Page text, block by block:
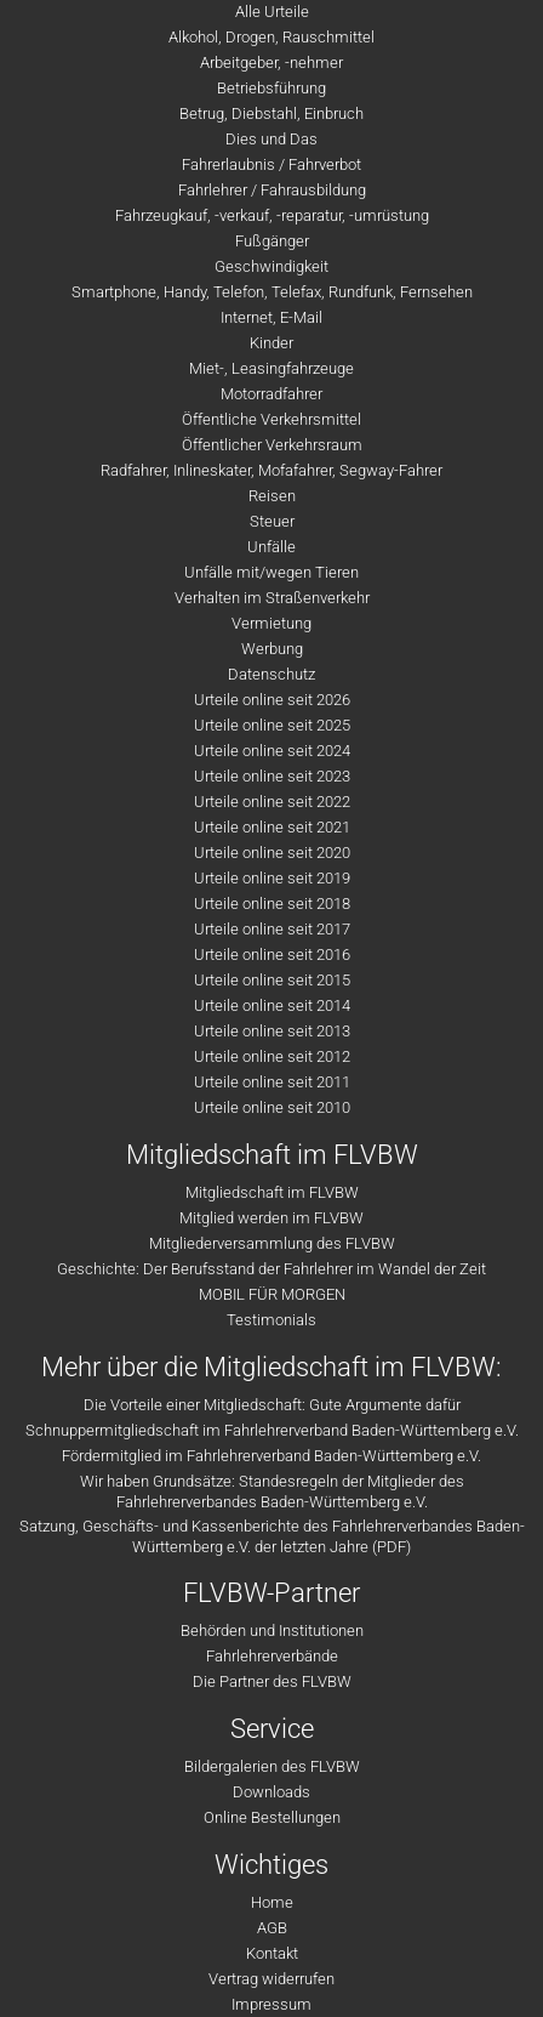
Alle Urteile
Alkohol, Drogen, Rauschmittel
Arbeitgeber, -nehmer
Betriebsführung
Betrug, Diebstahl, Einbruch
Dies und Das
Fahrerlaubnis / Fahrverbot
Fahrlehrer / Fahrausbildung
Fahrzeugkauf, -verkauf, -reparatur, -umrüstung
Fußgänger
Geschwindigkeit
Smartphone, Handy, Telefon, Telefax, Rundfunk, Fernsehen
Internet, E-Mail
Kinder
Miet-, Leasingfahrzeuge
Motorradfahrer
Öffentliche Verkehrsmittel
Öffentlicher Verkehrsraum
Radfahrer, Inlineskater, Mofafahrer, Segway-Fahrer
Reisen
Steuer
Unfälle
Unfälle mit/wegen Tieren
Verhalten im Straßenverkehr
Vermietung
Werbung
Datenschutz
Urteile online seit 2026
Urteile online seit 2025
Urteile online seit 2024
Urteile online seit 2023
Urteile online seit 2022
Urteile online seit 2021
Urteile online seit 2020
Urteile online seit 2019
Urteile online seit 2018
Urteile online seit 2017
Urteile online seit 2016
Urteile online seit 2015
Urteile online seit 2014
Urteile online seit 2013
Urteile online seit 2012
Urteile online seit 2011
Urteile online seit 2010
Mitgliedschaft im FLVBW
Mitgliedschaft im FLVBW
Mitglied werden im FLVBW
Mitgliederversammlung des FLVBW
Geschichte: Der Berufsstand der Fahrlehrer im Wandel der Zeit
MOBIL FÜR MORGEN
Testimonials
Mehr über die Mitgliedschaft im FLVBW:
Die Vorteile einer Mitgliedschaft: Gute Argumente dafür
Schnuppermitgliedschaft im Fahrlehrerverband Baden-Württemberg e.V.
Fördermitglied im Fahrlehrerverband Baden-Württemberg e.V.
Wir haben Grundsätze: Standesregeln der Mitglieder des
Fahrlehrerverbandes Baden-Württemberg e.V.
Satzung, Geschäfts- und Kassenberichte des Fahrlehrerverbandes Baden-
Württemberg e.V. der letzten Jahre (PDF)
FLVBW-Partner
Behörden und Institutionen
Fahrlehrerverbände
Die Partner des FLVBW
Service
Bildergalerien des FLVBW
Downloads
Online Bestellungen
Wichtiges
Home
AGB
Kontakt
Vertrag widerrufen
Impressum